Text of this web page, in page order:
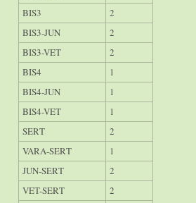
BIS3
2
BIS3-JUN
2
BIS3-VET
2
BIS4
1
BIS4-JUN
1
BIS4-VET
1
SERT
2
VARA-SERT
1
JUN-SERT
2
VET-SERT
2